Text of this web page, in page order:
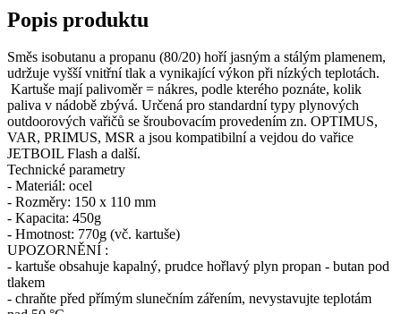
Popis produktu
Směs isobutanu a propanu (80/20) hoří jasným a stálým plamenem,
udržuje vyšší vnitřní tlak a vynikající výkon při nízkých teplotách.
Kartuše mají palivoměr = nákres, podle kterého poznáte, kolik
paliva v nádobě zbývá. Určená pro standardní typy plynových
outdoorových vařičů se šroubovacím provedením zn. OPTIMUS,
VAR, PRIMUS, MSR a jsou kompatibilní a vejdou do vařice
JETBOIL Flash a další.
Technické parametry
- Materiál: ocel
- Rozměry: 150 x 110 mm
- Kapacita: 450g
- Hmotnost: 770g (vč. kartuše)
UPOZORNĚNÍ :
- kartuše obsahuje kapalný, prudce hořlavý plyn propan - butan pod
tlakem
- chraňte před přímým slunečním zářením, nevystavujte teplotám